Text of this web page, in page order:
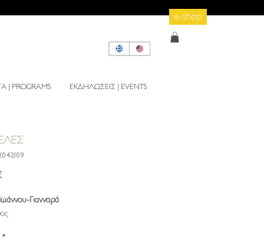
e-shop
PROGRAMS ΕΚΔΗΛΩΣΕΙΣ | EVENTS
Τιμή
Γιανναρά
*